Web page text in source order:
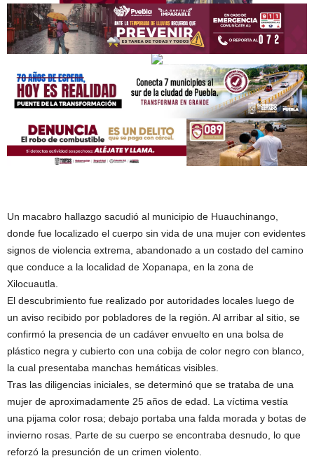
Un macabro hallazgo sacudió al municipio de Huauchinango,
donde fue localizado el cuerpo sin vida de una mujer con evidentes
signos de violencia extrema, abandonado a un costado del camino
que conduce a la localidad de Xopanapa, en la zona de
Xilocuautla.
El descubrimiento fue realizado por autoridades locales luego de
un aviso recibido por pobladores de la región. Al arribar al sitio, se
confirmó la presencia de un cadáver envuelto en una bolsa de
plástico negra y cubierto con una cobija de color negro con blanco,
la cual presentaba manchas hemáticas visibles.
Tras las diligencias iniciales, se determinó que se trataba de una
mujer de aproximadamente 25 años de edad. La víctima vestía
una pijama color rosa; debajo portaba una falda morada y botas de
invierno rosas. Parte de su cuerpo se encontraba desnudo, lo que
reforzó la presunción de un crimen violento.